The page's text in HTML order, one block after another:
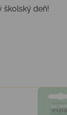
školský deň!